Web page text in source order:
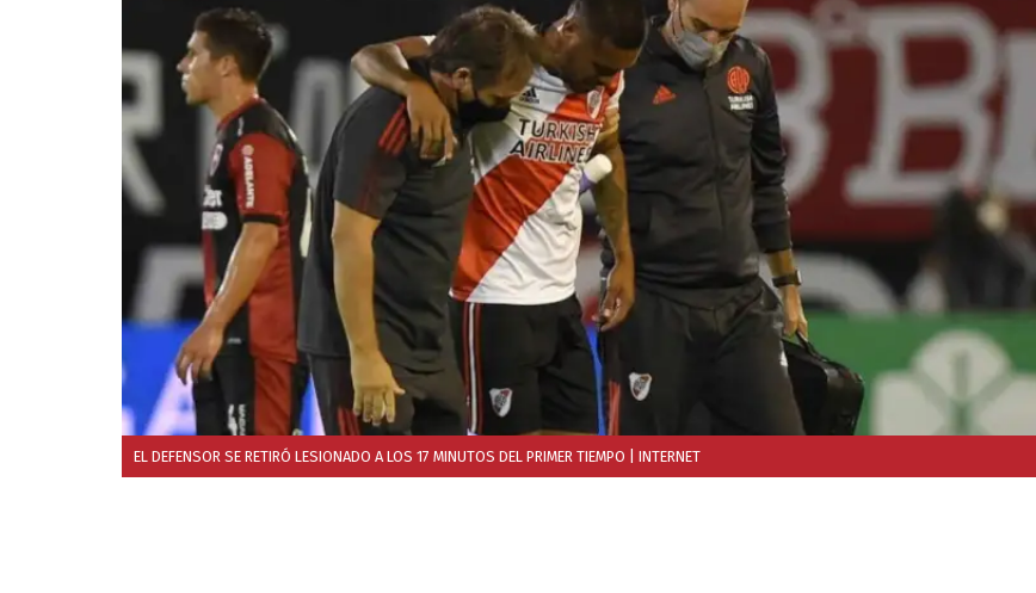
EL DEFENSOR SE RETIRÓ LESIONADO A LOS 17 MINUTOS DEL PRIMER TIEMPO | INTERNET